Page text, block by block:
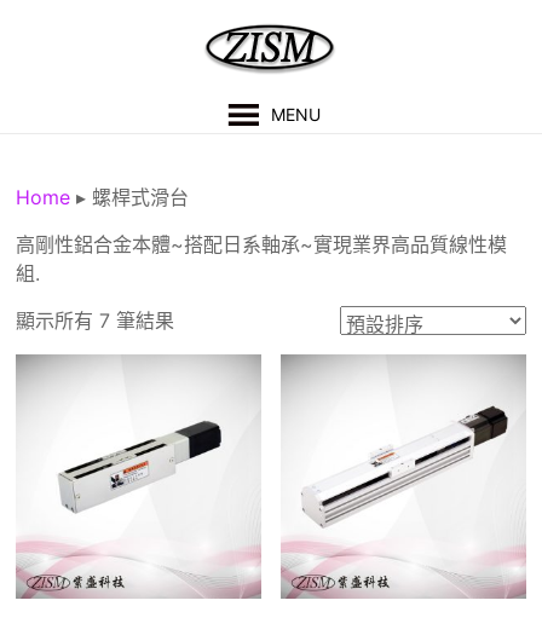
科
技
有
限
公
支
援
MENU
Home ▸螺桿式滑台
高剛性鋁合金本體~搭配日系軸承~實現業界高品質線性模
組.
顯示所有 7 筆結果